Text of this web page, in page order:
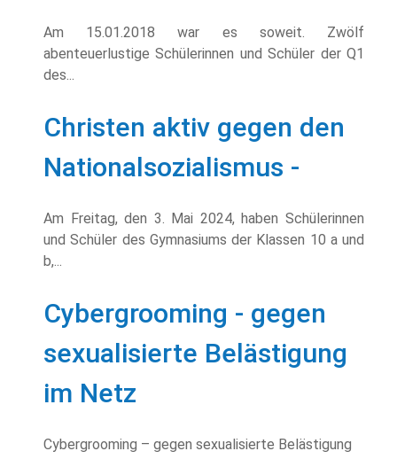
Am 15.01.2018 war es soweit. Zwölf
abenteuerlustige Schülerinnen und Schüler der Q1
des...
Christen aktiv gegen den
Nationalsozialismus -
Am Freitag, den 3. Mai 2024, haben Schülerinnen
und Schüler des Gymnasiums der Klassen 10 a und
b,...
Cybergrooming - gegen
sexualisierte Belästigung
im Netz
Cybergrooming – gegen sexualisierte Belästigung